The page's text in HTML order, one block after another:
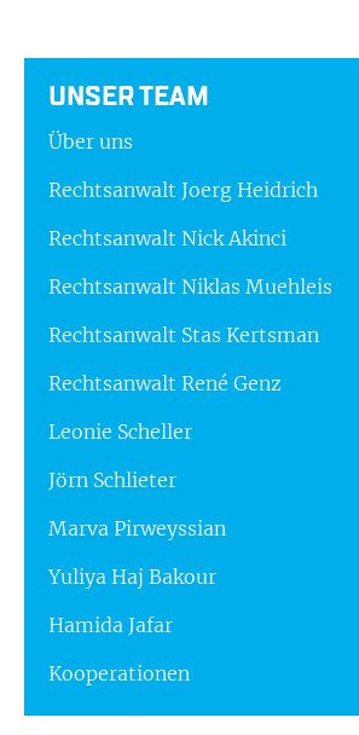
UNSER TEAM
Über uns
Rechtsanwalt Joerg Heidrich
Rechtsanwalt Nick Akinci
Rechtsanwalt Niklas Muehleis
Rechtsanwalt Stas Kertsman
Rechtsanwalt René Genz
Leonie Scheller
Jörn Schlieter
Marva Pirweyssian
Yuliya Haj Bakour
Hamida Jafar
Kooperationen